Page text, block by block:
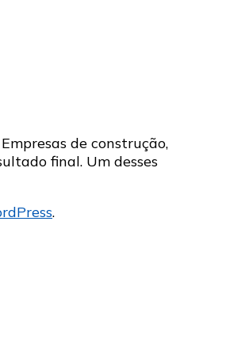
de construção,
final. Um desses
.